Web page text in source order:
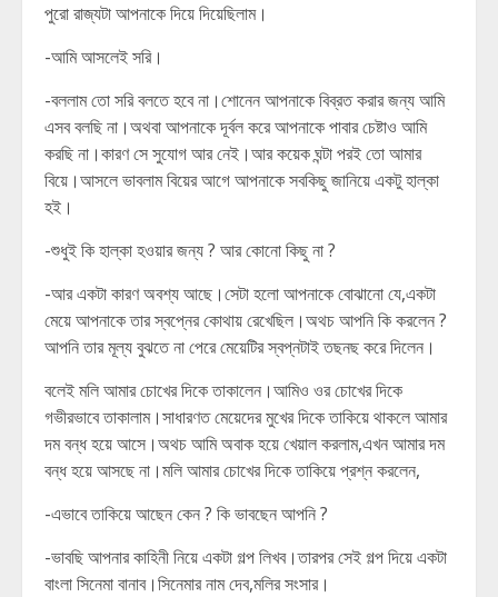
পুরো রাজ্যটা আপনাকে দিয়ে দিয়েছিলাম।
-আমি আসলেই সরি।
-বললাম তো সরি বলতে হবে না।শোনেন আপনাকে বিব্রত করার জন্য আমি
এসব বলছি না।অথবা আপনাকে দূর্বল করে আপনাকে পাবার চেষ্টাও আমি
করছি না।কারণ সে সুযোগ আর নেই।আর কয়েক ঘন্টা পরই তো আমার
বিয়ে।আসলে ভাবলাম বিয়ের আগে আপনাকে সবকিছু জানিয়ে একটু হাল্কা
হই।
-শুধুই কি হাল্কা হওয়ার জন্য ? আর কোনো কিছু না ?
-আর একটা কারণ অবশ্য আছে।সেটা হলো আপনাকে বোঝানো যে,একটা
মেয়ে আপনাকে তার স্বপ্নের কোথায় রেখেছিল।অথচ আপনি কি করলেন ?
আপনি তার মূল্য বুঝতে না পেরে মেয়েটির স্বপ্নটাই তছনছ করে দিলেন।
বলেই মলি আমার চোখের দিকে তাকালেন।আমিও ওর চোখের দিকে
গভীরভাবে তাকালাম।সাধারণত মেয়েদের মুখের দিকে তাকিয়ে থাকলে আমার
দম বন্ধ হয়ে আসে।অথচ আমি অবাক হয়ে খেয়াল করলাম,এখন আমার দম
বন্ধ হয়ে আসছে না।মলি আমার চোখের দিকে তাকিয়ে প্রশ্ন করলেন,
-এভাবে তাকিয়ে আছেন কেন ? কি ভাবছেন আপনি ?
-ভাবছি আপনার কাহিনী নিয়ে একটা গল্প লিখব।তারপর সেই গল্প দিয়ে একটা
বাংলা সিনেমা বানাব।সিনেমার নাম দেব,মলির সংসার।